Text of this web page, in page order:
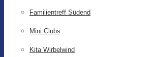
Familientreff Südend
Mini Clubs
Kita Wirbelwind